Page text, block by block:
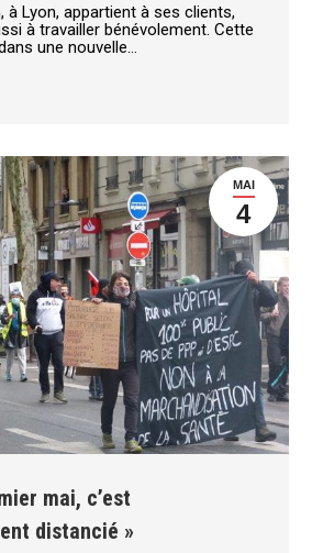
à Lyon, appartient à ses clients,
à travailler bénévolement. Cette
une nouvelle…
MAI
4
mai, c’est
distancié »